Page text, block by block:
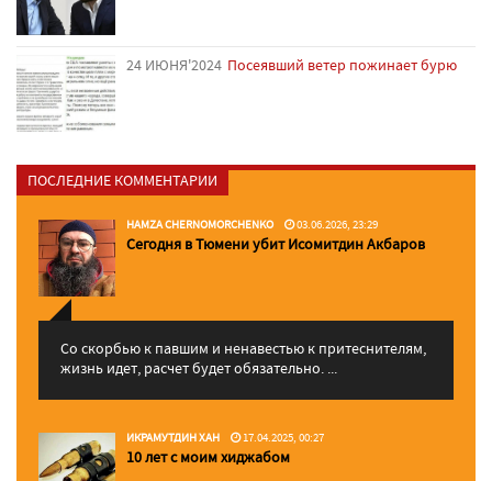
24 ИЮНЯ'2024 Посеявший ветер пожинает бурю
ПОСЛЕДНИЕ КОММЕНТАРИИ
HAMZA CHERNOMORCHENKO 03.06.2026, 23:29
Сегодня в Тюмени убит Исомитдин Акбаров
Со скорбью к павшим и ненавестью к притеснителям,
жизнь идет, расчет будет обязательно. ...
ИКРАМУТДИН ХАН 17.04.2025, 00:27
10 лет с моим хиджабом